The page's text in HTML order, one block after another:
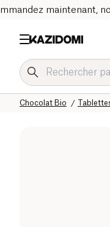
maintenant,
Chocolat Bio
Notre
Accueil